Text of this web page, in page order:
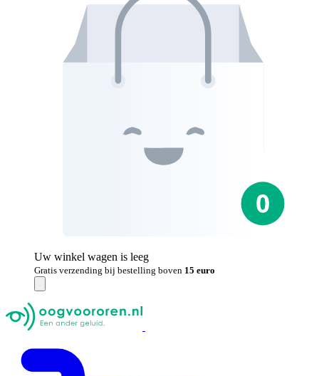
Uw winkel wagen is leeg
Gratis verzending bij bestelling boven 15 euro